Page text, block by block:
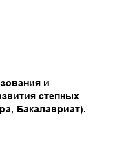
и
степных
Бакалавриат).